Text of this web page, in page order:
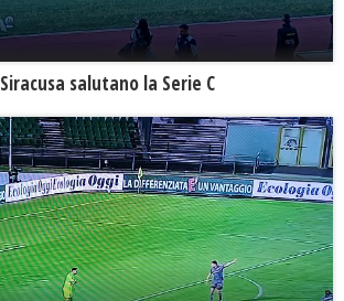
salutano la Serie C